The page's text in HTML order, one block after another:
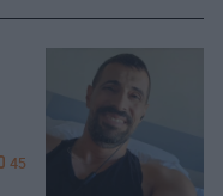
45